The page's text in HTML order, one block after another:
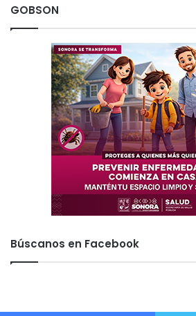
GOBSON
Búscanos en Facebook